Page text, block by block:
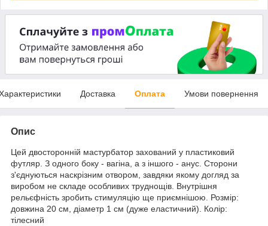
Доставка Оплата Умови повернення
Опис
Цей двосторонній мастурбатор захований у пластиковий
футляр. З одного боку - вагіна, а з іншого - анус. Сторони
з'єднуються наскрізним отвором, завдяки якому догляд за
виробом не складе особливих труднощів. Внутрішня
рельєфність зробить стимуляцію ще приємнішою. Розмір:
довжина 20 см, діаметр 1 см (дуже еластичний). Колір:
тілесний